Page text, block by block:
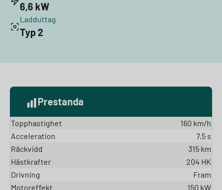
6,6 kW
Ladduttag
Typ 2
Prestanda
Topphastighet
160 km/h
Acceleration
7,5 s
Räckvidd
315 km
Hästkrafter
204 HK
Drivning
Fram
Motoreffekt
150 kW